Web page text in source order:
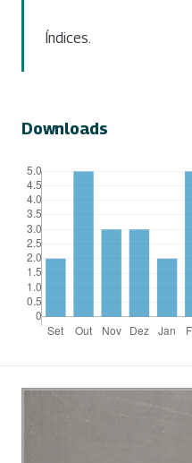
Índices.
Downloads